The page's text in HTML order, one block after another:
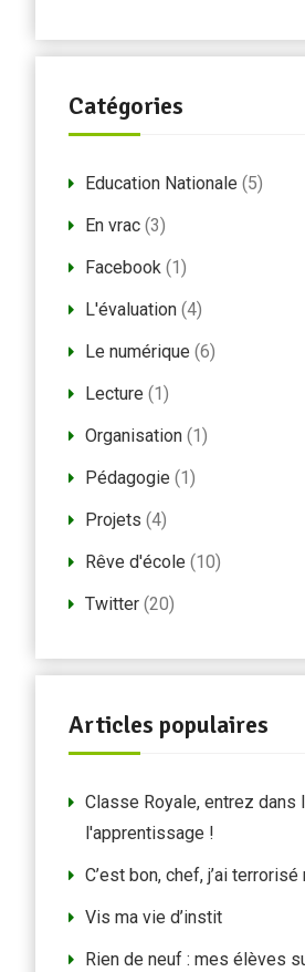
Catégories
Education Nationale (5)
En vrac(3)
Facebook(1)
L'évaluation(4)
Le numérique (6)
Lecture (1)
Organisation(1)
Pédagogie (1)
Projets (4)
Rêve d'école (10)
Twitter(20)
Articles populaires
Classe Royale, entrez dans
l'apprentissage !
C’est bon, chef, j’ai
Vis ma vie d’instit
Rien de neuf : mes élèves